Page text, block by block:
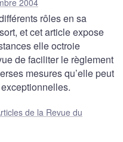
rôles en sa
et cet article expose
elle octroie
de faciliter le règlement
mesures qu’elle peut
de la Revue du